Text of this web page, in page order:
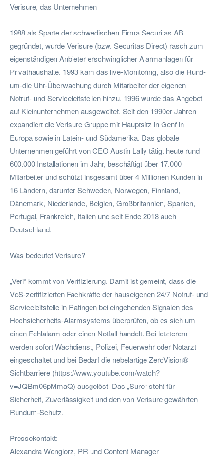
Verisure, das Unternehmen
1988 als Sparte der schwedischen Firma Securitas AB
gegründet, wurde Verisure (bzw. Securitas Direct) rasch zum
eigenständigen Anbieter erschwinglicher Alarmanlagen für
Privathaushalte. 1993 kam das live-Monitoring, also die Rund-
um-die Uhr-Überwachung durch Mitarbeiter der eigenen
Notruf- und Serviceleitstellen hinzu. 1996 wurde das Angebot
auf Kleinunternehmen ausgeweitet. Seit den 1990er Jahren
expandiert die Verisure Gruppe mit Hauptsitz in Genf in
Europa sowie in Latein- und Südamerika. Das globale
Unternehmen geführt von CEO Austin Lally tätigt heute rund
600.000 Installationen im Jahr, beschäftigt über 17.000
Mitarbeiter und schützt insgesamt über 4 Millionen Kunden in
16 Ländern, darunter Schweden, Norwegen, Finnland,
Dänemark, Niederlande, Belgien, Großbritannien, Spanien,
Portugal, Frankreich, Italien und seit Ende 2018 auch
Deutschland.
Was bedeutet Verisure?
„Veri“ kommt von Verifizierung. Damit ist gemeint, dass die
VdS-zertifizierten Fachkräfte der hauseigenen 24/7 Notruf- und
Serviceleitstelle in Ratingen bei eingehenden Signalen des
Hochsicherheits-Alarmsystems überprüfen, ob es sich um
einen Fehlalarm oder einen Notfall handelt. Bei letzterem
werden sofort Wachdienst, Polizei, Feuerwehr oder Notarzt
eingeschaltet und bei Bedarf die nebelartige ZeroVision®
Sichtbarriere (https://www.youtube.com/watch?
v=JQBm06pMmaQ) ausgelöst. Das „Sure“ steht für
Sicherheit, Zuverlässigkeit und den von Verisure gewährten
Rundum-Schutz.
Pressekontakt:
Alexandra Wenglorz, PR und Content Manager